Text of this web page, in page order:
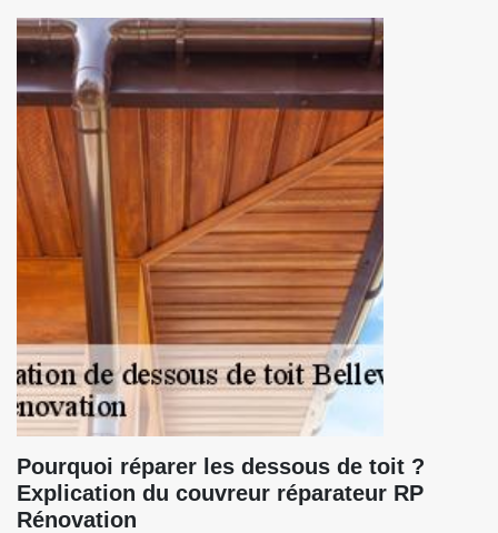
Pourquoi réparer les dessous de toit ?
Explication du couvreur réparateur RP
Rénovation